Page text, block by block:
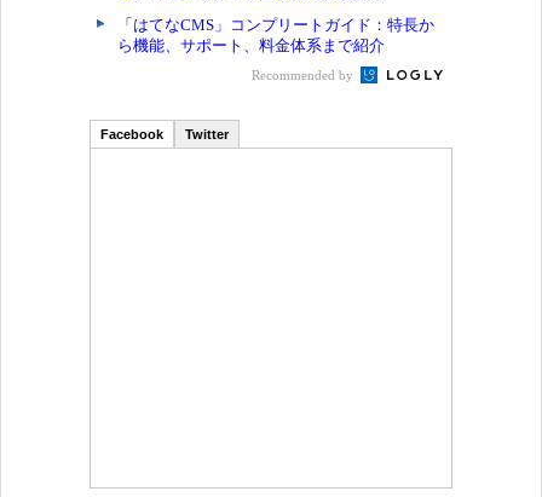
「はてなCMS」コンプリートガイド：特長か
ら機能、サポート、料金体系まで紹介
Recommended by
Facebook Twitter